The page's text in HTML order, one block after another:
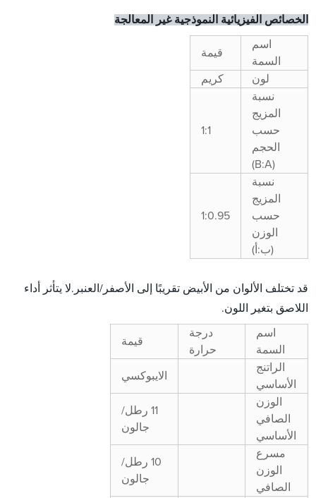
الخصائص الفيزيائية النموذجية غير المعالجة
اسم
السمة
قيمة
لون
كريم
نسبة
المزيج
حسب
الحجم
(B:A)
1:1
نسبة
المزيج
حسب
الوزن
(ب:أ)
1:0.95
قد تختلف الألوان من الأبيض تقريبًا إلى الأصفر/العنبر.لا يتأثر أداء
اللاصق بتغير اللون.
اسم
السمة
درجة
حرارة
قيمة
الراتنج
الأساسي
الايبوكسي
الوزن
الصافي
الأساسي
11 رطل/
جالون
مسرع
الوزن
الصافي
10 رطل/
جالون